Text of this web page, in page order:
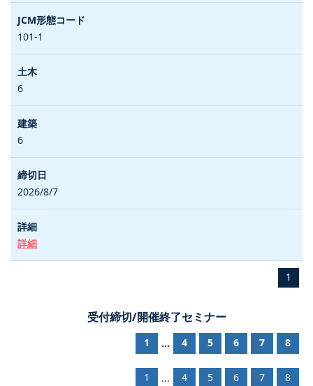
101-1
6
6
2026/8/7
詳細
1
受付締切/開催終了セミナー
1 ... 4 5 6 7 8
1 ... 4 5 6 7 8